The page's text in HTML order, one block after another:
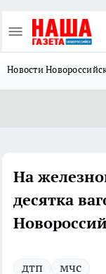
Новости
На
десятка
дтп мчс